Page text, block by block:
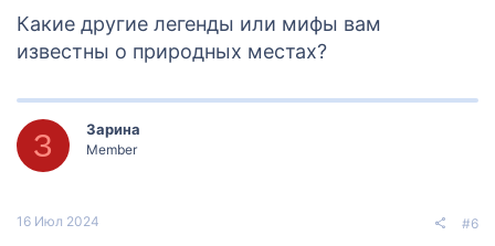
Какие другие легенды или мифы вам
известны о природных местах?
З Зарина
Member
16 Июл 2024 #6